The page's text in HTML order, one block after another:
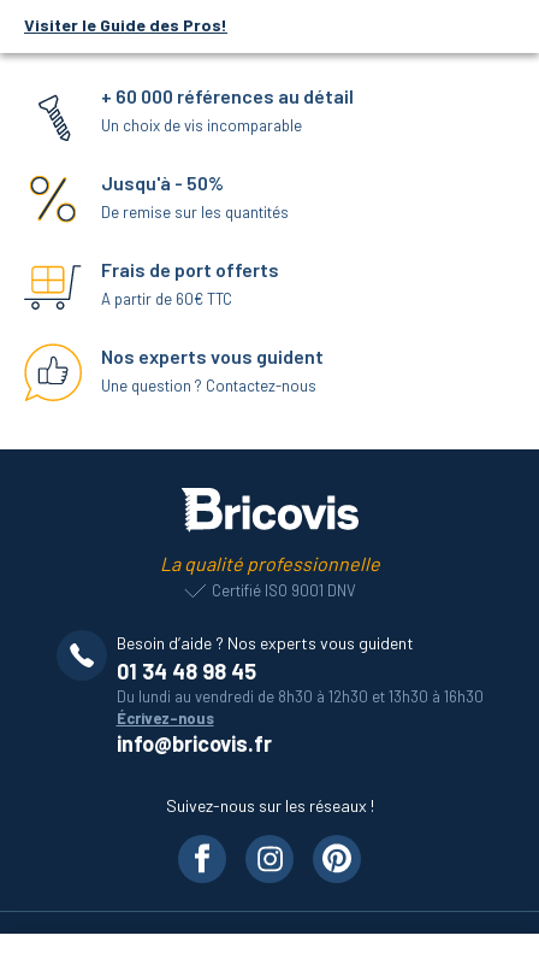
Visiter le Guide des Pros!
+ 60 000 références au détail
Un choix de vis incomparable
Jusqu'à - 50%
De remise sur les quantités
Frais de port offerts
A partir de 60€ TTC
Nos experts vous guident
Une question ? Contactez-nous
La qualité professionnelle
Certifié ISO 9001 DNV
Besoin d’aide ? Nos experts vous guident
01 34 48 98 45
Du lundi au vendredi de 8h30 à 12h30 et 13h30 à 16h30
Écrivez-nous
info@bricovis.fr
Suivez-nous sur les réseaux !